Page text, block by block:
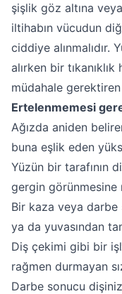
şişlik göz altına
iltihabın vücudun
ciddiye alınmalıdır.
alırken bir
müdahale
Ertelenmemesi
Ağızda aniden
buna eşlik eden
Yüzün bir tarafının
gergin görünmesine
Bir kaza veya darbe
ya da yuvasından
Diş çekimi gibi bir
rağmen durmayan
Darbe sonucu